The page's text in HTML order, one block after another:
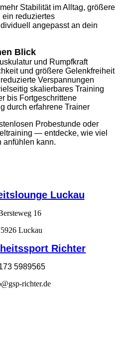
Stabilität im Alltag, größere
ein reduziertes
angepasst an dein
Blick
und Rumpfkraft
und größere Gelenkfreiheit
Verspannungen
skalierbares Training
bis Fortgeschrittene
durch erfahrene Trainer
Probestunde oder
— entdecke, wie viel
anfühlen kann.
Luckau
16
Luckau
Richter
5989565
richter.de